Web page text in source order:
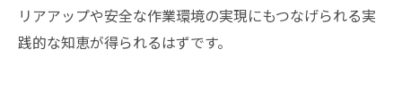
リアアップや安全な作業環境の実現にもつなげられる実
践的な知恵が得られるはずです。